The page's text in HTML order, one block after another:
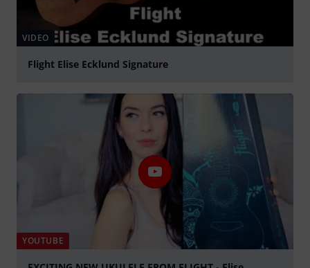
VIDEO
Flight Elise Ecklund Signature
YOUTUBE